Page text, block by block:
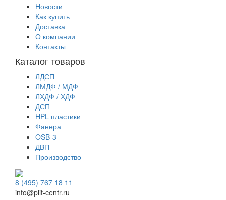
Новости
Как купить
Доставка
О компании
Контакты
Каталог товаров
ЛДСП
ЛМДФ / МДФ
ЛХДФ / ХДФ
ДСП
HPL пластики
Фанера
OSB-3
ДВП
Производство
8 (495) 767 18 11
info@plit-centr.ru